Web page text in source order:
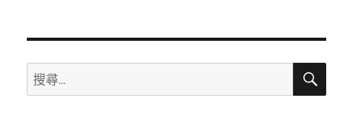
搜
尋
搜